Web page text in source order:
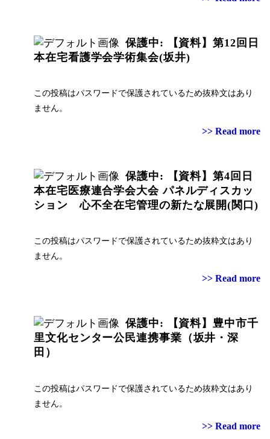
保護中: 【資料】第12回日
本在宅看護学会学術集会(坂井)
この投稿はパスワードで保護されているため抜粋文はあり
ません。
>> Read more
保護中: 【資料】第4回日
本在宅医療連合学会大会 パネルディスカッ
ション 心不全在宅管理の新たな展開(関口)
この投稿はパスワードで保護されているため抜粋文はあり
ません。
>> Read more
保護中: 【資料】豊中市千
里文化センター公民連携事業（坂井・深
田）
この投稿はパスワードで保護されているため抜粋文はあり
ません。
>> Read more